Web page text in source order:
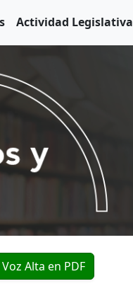
Actividad Legislativa
Alta en PDF